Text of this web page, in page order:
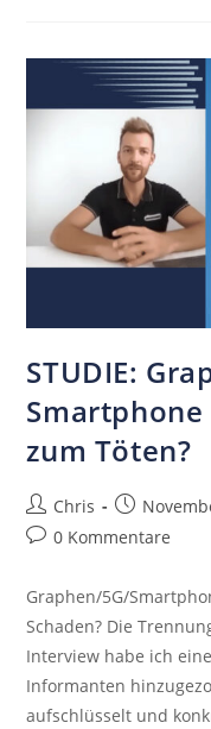
STUDIE:
zum Töten?
Chris
0 Kommentare
Graphen/5G/
Schaden? Die
Interview habe ich
Informanten
aufschlüsselt und